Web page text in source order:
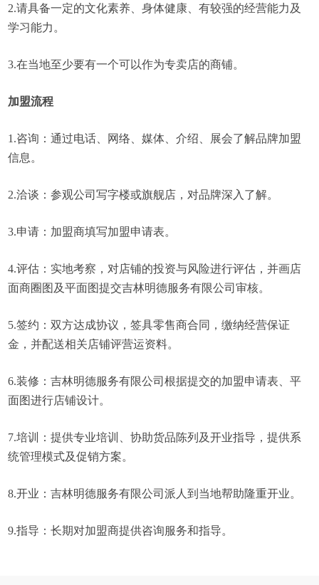
2.请具备一定的文化素养、身体健康、有较强的经营能力及
学习能力。
3.在当地至少要有一个可以作为专卖店的商铺。
加盟流程
1.咨询：通过电话、网络、媒体、介绍、展会了解品牌加盟
信息。
2.洽谈：参观公司写字楼或旗舰店，对品牌深入了解。
3.申请：加盟商填写加盟申请表。
4.评估：实地考察，对店铺的投资与风险进行评估，并画店
面商圈图及平面图提交吉林明德服务有限公司审核。
5.签约：双方达成协议，签具零售商合同，缴纳经营保证
金，并配送相关店铺评营运资料。
6.装修：吉林明德服务有限公司根据提交的加盟申请表、平
面图进行店铺设计。
7.培训：提供专业培训、协助货品陈列及开业指导，提供系
统管理模式及促销方案。
8.开业：吉林明德服务有限公司派人到当地帮助隆重开业。
9.指导：长期对加盟商提供咨询服务和指导。